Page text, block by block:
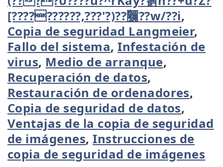
[??????????,???'?)??鿧??w/??i,
Copia de seguridad Langmeier,
Fallo del sistema,Infestación de
virus, Medio de arranque,
Recuperación de datos,
Restauración de ordenadores,
Copia de seguridad de datos,
Ventajas de la copia de seguridad
de imágenes,Instrucciones de
copia de seguridad de imágenes